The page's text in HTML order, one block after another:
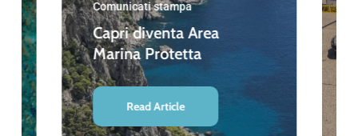
Comunicati stampa
Capri diventa Area
Marina Protetta
Read Article